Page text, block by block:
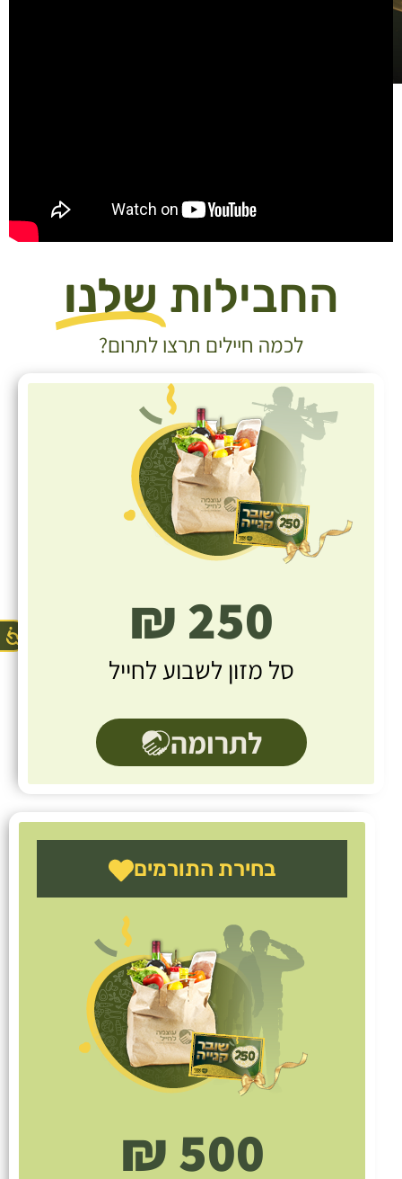
החבילות שלנו
לכמה חיילים תרצו לתרום?
250 ₪
סל מזון לשבוע לחייל
לתרומה
בחירת התורמים
500 ₪